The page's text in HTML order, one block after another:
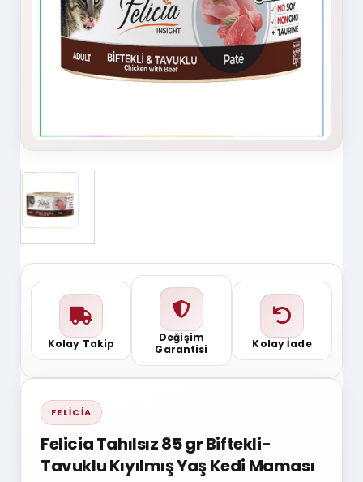
Kolay Takip
Değişim
Garantisi
Kolay İade
FELICIA
Felicia Tahılsız 85 gr Biftekli-
Tavuklu Kıyılmış Yaş Kedi Maması